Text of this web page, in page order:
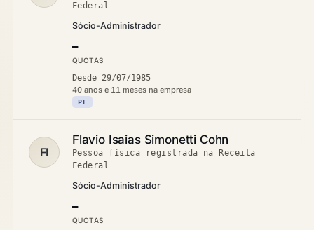
Federal
Sócio-Administrador
—
QUOTAS
Desde 29/07/1985
40 anos e 11 meses na empresa
PF
FI
Flavio Isaias Simonetti Cohn
Pessoa física registrada na Receita
Federal
Sócio-Administrador
—
QUOTAS